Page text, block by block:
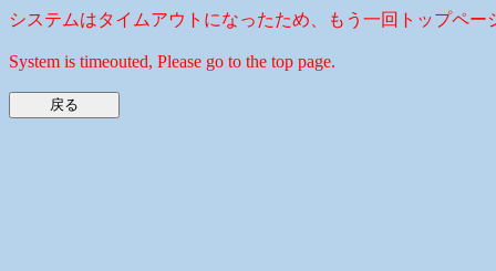
システムはタイムアウトになったため、もう一回トップペー
System is timeouted, Please go to the top page.